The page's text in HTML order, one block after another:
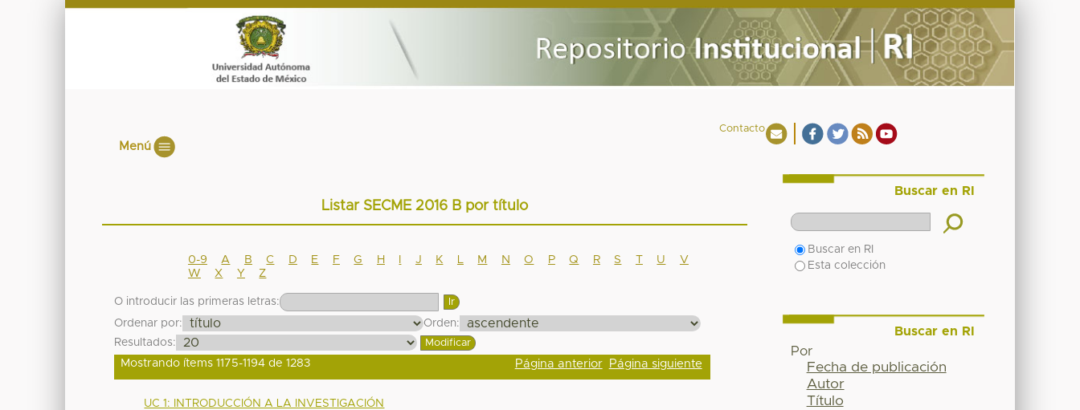
Contacto
Menú
Listar SECME 2016 B por título
0-9 A B C D E F G H J K M N O P Q R S T U
V
W
X Y Z
O introducir las primeras letras:
Ordenar por:
Orden:
Resultados:
Mostrando ítems 1175-1194 de 1283
Página anterior Página siguiente
UC 1: INTRODUCCIÓN A LA INVESTIGACIÓN
Buscar en RI
Buscar en RI
Esta colección
Buscar en RI
Por
Fecha de publicación
Autor
Título